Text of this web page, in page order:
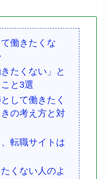
働きたくな
たくない」と
と3選
して働きたく
の考え方と対
転職サイトは
くない人のよ